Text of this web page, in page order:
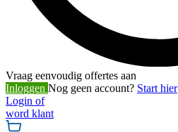
Vraag eenvoudig offertes aan
Inloggen Nog geen account? Start hier
Login of
word klant